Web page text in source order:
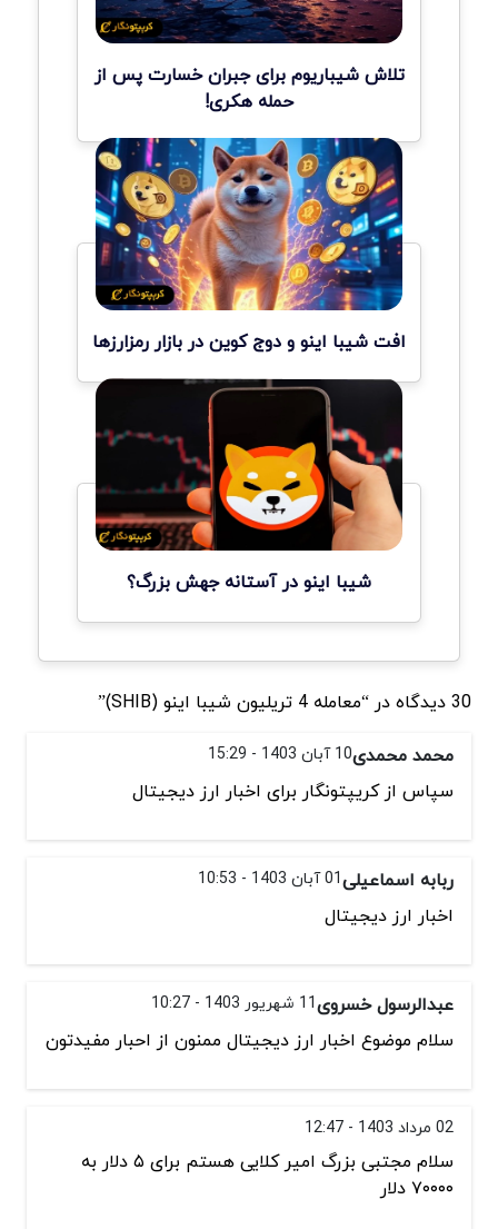
تلاش شیباریوم برای جبران خسارت پس از
حمله هکری!
افت شیبا اینو و دوج کوین در بازار رمزارزها
شیبا اینو در آستانه جهش بزرگ؟
30 دیدگاه در “معامله 4 تریلیون شیبا اینو (SHIB)”
محمد محمدی10 آبان 1403 - 15:29
سپاس از کریپتونگار برای اخبار ارز دیجیتال
ربابه اسماعیلی01 آبان 1403 - 10:53
اخبار ارز دیجیتال
عبدالرسول خسروی11 شهریور 1403 - 10:27
سلام موضوع اخبار ارز دیجیتال ممنون از احبار مفیدتون
02 مرداد 1403 - 12:47
سلام مجتبی بزرگ امیر کلایی هستم برای ۵ دلار به
۷۰۰۰۰ دلار